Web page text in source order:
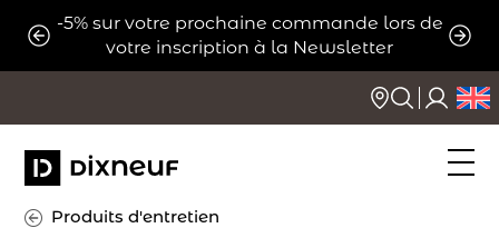
-5% sur votre prochaine commande lors de
votre inscription à la Newsletter
Produits d'entretien